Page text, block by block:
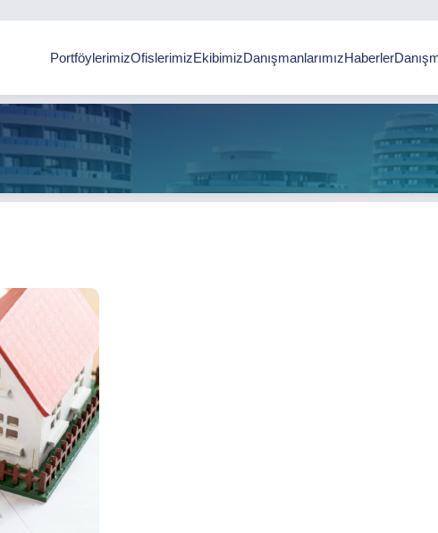
PortföylerimizOfislerimizEkibimizDanışmanlarımızHaberler